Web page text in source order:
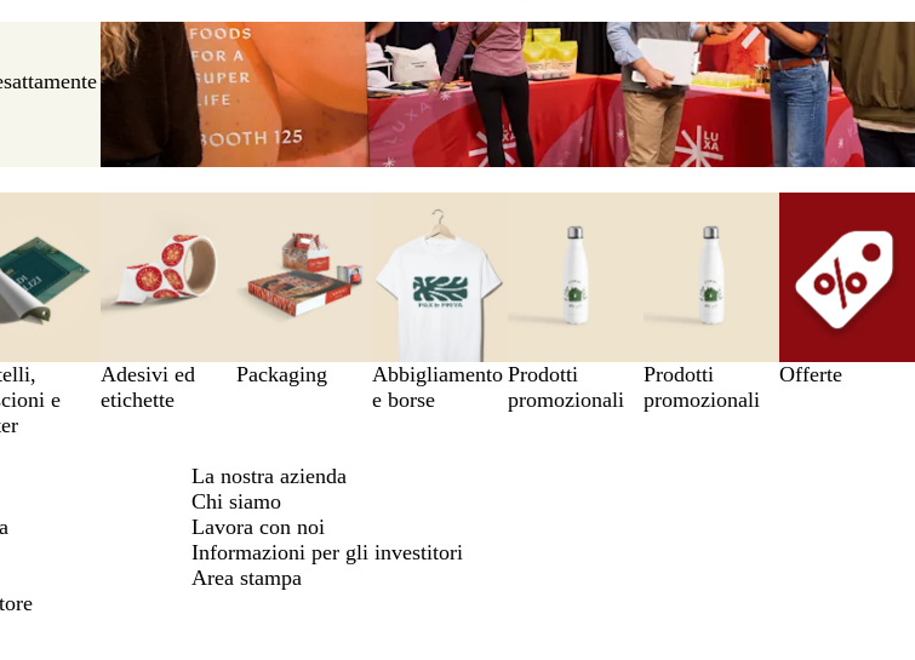
e
Adesivi ed
etichette
Packaging
Abbigliamento
e borse
Prodotti
promozionali
Prodotti
promozionali
Offerte
La nostra azienda
Chi siamo
Lavora con noi
Informazioni per gli investitori
Area stampa